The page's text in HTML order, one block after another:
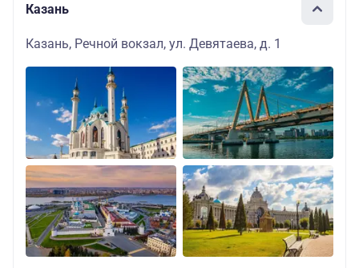
Казань
Казань, Речной вокзал, ул. Девятаева, д. 1